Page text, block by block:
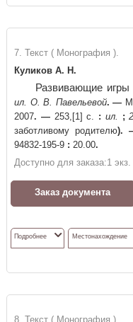
7. Текст ( Монография ).
Куликов А. Н.
Развивающие игры
ил. О. В. Павельевой. —
2007. —253,[1] с. : ил. ;
заботливому родителю).
94832-195-9 : 20.00.
Доступно для заказа:1 экз.
Заказ документа
Подробнее Местонахождение
8. Текст ( Монография ).